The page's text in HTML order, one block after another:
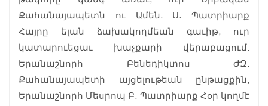
Քահանայապետն ու Ամեն. Ս. Պատրիարք
Հայրը ելան ձախակողմեան գաւիթ, ուր
կատարուեցաւ խաչքարի վերաբացում:
Երանաշնորհ Բենեդիկտոս ԺԶ.
Քահանայապետի այցելութեան ընթացքին,
Երանաշնորհ Մեսրոպ Բ. Պատրիարք Հօր կողմէ